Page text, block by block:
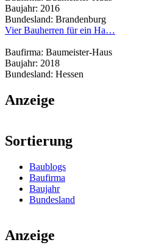
Baujahr: 2016
Bundesland: Brandenburg
Vier Bauherren für ein Ha…
Baufirma: Baumeister-Haus
Baujahr: 2018
Bundesland: Hessen
Anzeige
Sortierung
Baublogs
Baufirma
Baujahr
Bundesland
Anzeige